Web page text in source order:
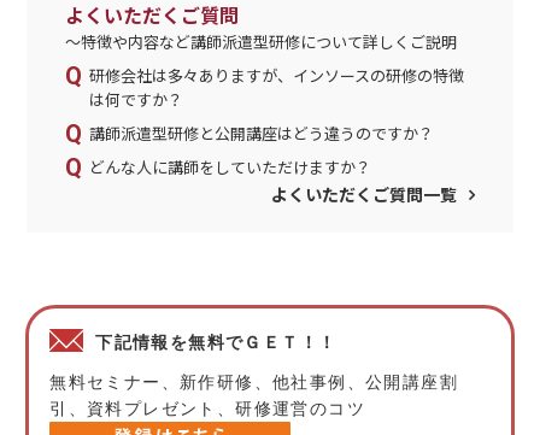
よくいただくご質問
～特徴や内容など講師派遣型研修について詳しくご説明
研修会社は多々ありますが、インソースの研修の特徴
は何ですか？
講師派遣型研修と公開講座はどう違うのですか？
どんな人に講師をしていただけますか？
よくいただくご質問一覧
下記情報を無料でＧＥＴ！！
無料セミナー、新作研修、他社事例、公開講座割
引、資料プレゼント、研修運営のコツ